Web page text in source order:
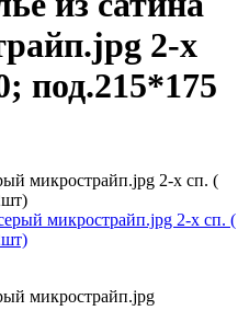
2-х
под.215*175
микрострайп.jpg 2-х сп. (
микрострайп.jpg